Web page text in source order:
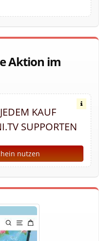
Aktion im
KAUF
SUPPORTEN
nutzen